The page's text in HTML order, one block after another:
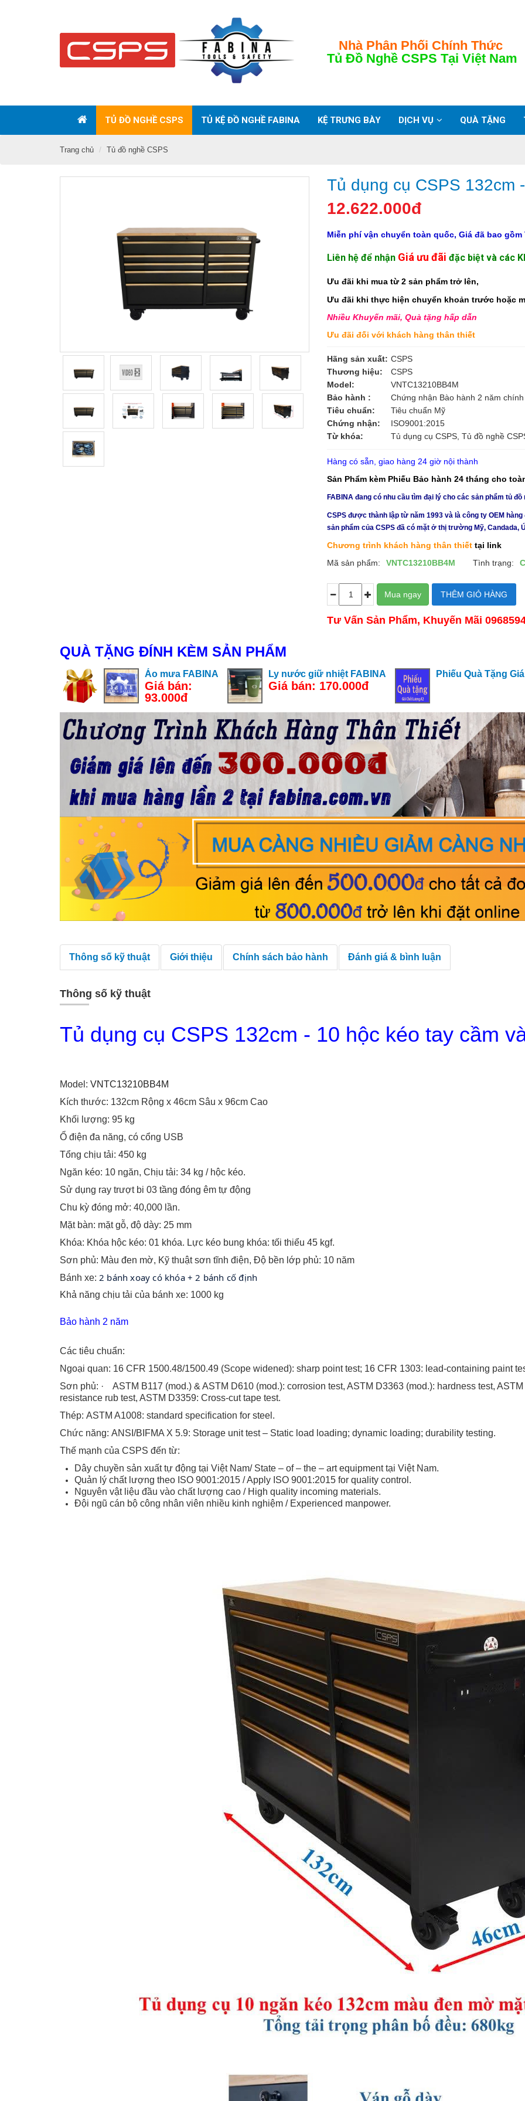
Nhà Phân Phối Chính Thức
Tủ Đồ Nghề CSPSTại Việt Nam
TỦ ĐỒ NGHỀ CSPS TỦ KỆ ĐỒ NGHỀ FABINA KỆ TRƯNG BÀY DỊCH VỤ QUÀ TẶNG
Trang chủ Tủ đồ nghề CSPS
Tủ dụng cụ CSPS 132cm
12.622.000đ
Miễn phí vận chuyển toàn quốc, Giá đã bao gồm
Liên hệ để nhận Giá ưu đãi đặc biệt và các
Ưu đãi khi mua từ 2 sản phẩm trở lên,
Ưu đãi khi thực hiện chuyển khoản trước hoặc
Nhiều Khuyến mãi, Quà tặng hấp dẫn
Ưu đãi đối với khách hàng thân thiết
Hãng sản xuất: CSPS
Thương hiệu:
CSPS
Model:
VNTC13210BB4M
Bảo hành :
Chứng nhận Bào hành 2 năm
Tiêu chuẩn:
Tiêu chuẩn Mỹ
Chứng nhận:
ISO9001:2015
Từ khóa:
Tủ dụng cụ CSPS, Tủ đồ nghề
Hàng có sẵn, giao hàng 24 giờ nội thành
Sản Phẩm kèm Phiếu Bảo hành 24 tháng cho
FABINA đang có nhu cầu tìm đại lý cho các sản phẩm tủ
CSPS được thành lập từ năm 1993 và là công ty OEM
sản phẩm của CSPS đã có mặt ở thị trường Mỹ, Candada,
Chương trình khách hàng thân thiết tại link
Mã sản phẩm:
VNTC13210BB4M Tình trạng:
Tư Vấn Sản Phẩm, Khuyến Mãi
QUÀ TẶNG ĐÍNH KÈM SẢN PHẨM
Áo mưa FABINA
Giá bán:
93.000đ
Ly nước giữ nhiệt FABINA
Giá bán: 170.000đ
Phiếu Quà Tặng
Thông số kỹ thuật Giới thiệu Chính sách bảo hành Đánh giá & bình luận
Thông số kỹ thuật
Tủ dụng cụ CSPS 132cm - 10 hộc kéo tay cầm
Model: VNTC13210BB4M
Kích thước: 132cm Rộng x 46cm Sâu x 96cm Cao
Khối lượng: 95 kg
Ổ điện đa năng, có cổng USB
Tổng chịu tải: 450 kg
Ngăn kéo: 10 ngăn, Chịu tải: 34 kg / hộc kéo.
Sử dụng ray trượt bi 03 tầng đóng êm tự động
Chu kỳ đóng mở: 40,000 lần.
Mặt bàn: mặt gỗ, độ dày: 25 mm
Khóa: Khóa hộc kéo: 01 khóa. Lực kéo bung khóa: tối thiểu 45 kgf.
Sơn phủ: Màu đen mờ, Kỹ thuật sơn tĩnh điện, Độ bền lớp phủ: 10 năm
Bánh xe: 2 bánh xoay có khóa + 2 bánh cố định
Khả năng chịu tải của bánh xe: 1000 kg
Bảo hành 2 năm
Các tiêu chuẩn:
Ngoại quan: 16 CFR 1500.48/1500.49 (Scope widened): sharp point test; 16 CFR 1303: lead-containing paint
Sơn phủ: · ASTM B117 (mod.) & ASTM D610 (mod.): corrosion test, ASTM D3363 (mod.): hardness test,
resistance rub test, ASTM D3359: Cross-cut tape test.
Thép: ASTM A1008: standard specification for steel.
Chức năng: ANSI/BIFMA X 5.9: Storage unit test – Static load loading; dynamic loading; durability testing.
Thế mạnh của CSPS đến từ:
Dây chuyền sản xuất tự động tại Việt Nam/ State – of – the – art equipment tại Việt Nam.
Quản lý chất lượng theo ISO 9001:2015 / Apply ISO 9001:2015 for quality control.
Nguyên vật liệu đầu vào chất lượng cao / High quality incoming materials.
Đội ngũ cán bộ công nhân viên nhiều kinh nghiệm / Experienced manpower.